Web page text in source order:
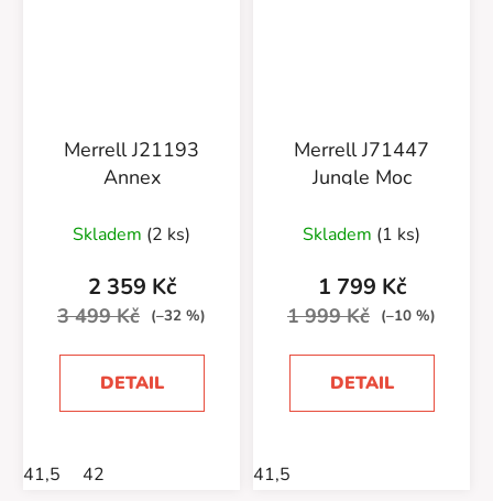
Merrell J21193
Annex
Skladem (2 ks)
2 359 Kč
3 499 Kč (–32 %)
DETAIL
41,5 42
Merrell J71447
Jungle Moc
hodnocení
produktu
je
5
Skladem (1 ks)
1 799 Kč
1 999 Kč (–10 %)
DETAIL
41,5